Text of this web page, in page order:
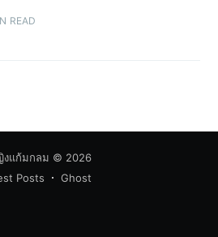
READ
แก้มกลม © 2026
Posts
Ghost